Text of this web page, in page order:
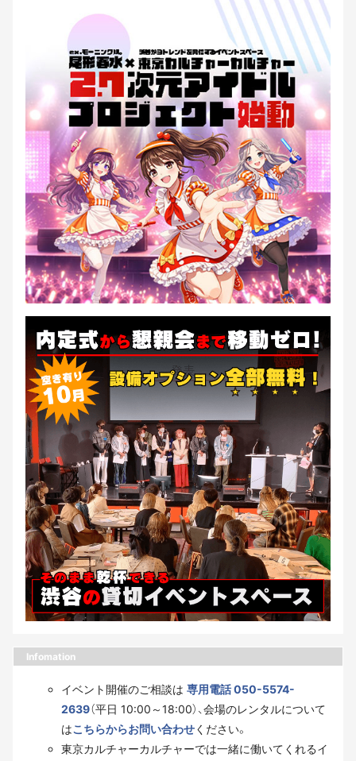
Infomation
イベント開催のご相談は 専用電話 050-5574-
2639（平日 10:00～18:00）、会場のレンタルについて
はこちらからお問い合わせください。
東京カルチャーカルチャーでは一緒に働いてくれるイ